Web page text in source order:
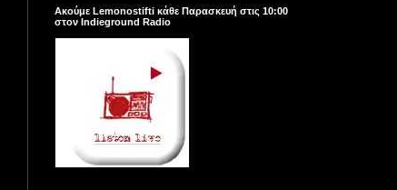
Ακούμε Lemonostifti κάθε Παρασκευή στις 10:00
στον Indieground Radio